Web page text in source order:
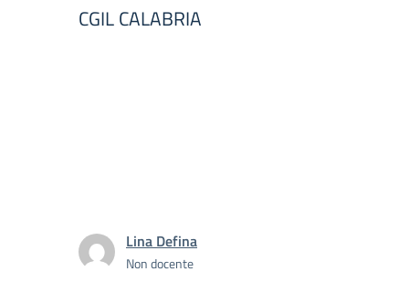
CGIL CALABRIA
Lina Defina
Non docente